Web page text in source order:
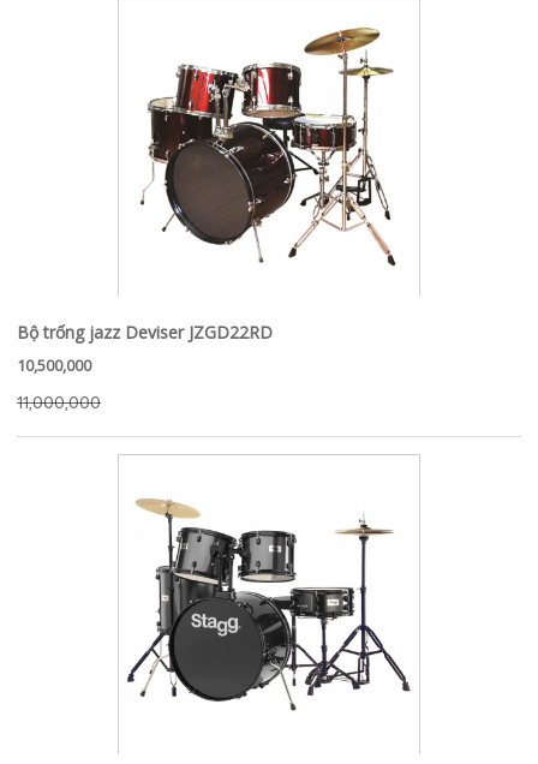
Bộ trống jazz Deviser JZGD22RD
10,500,000
11,000,000